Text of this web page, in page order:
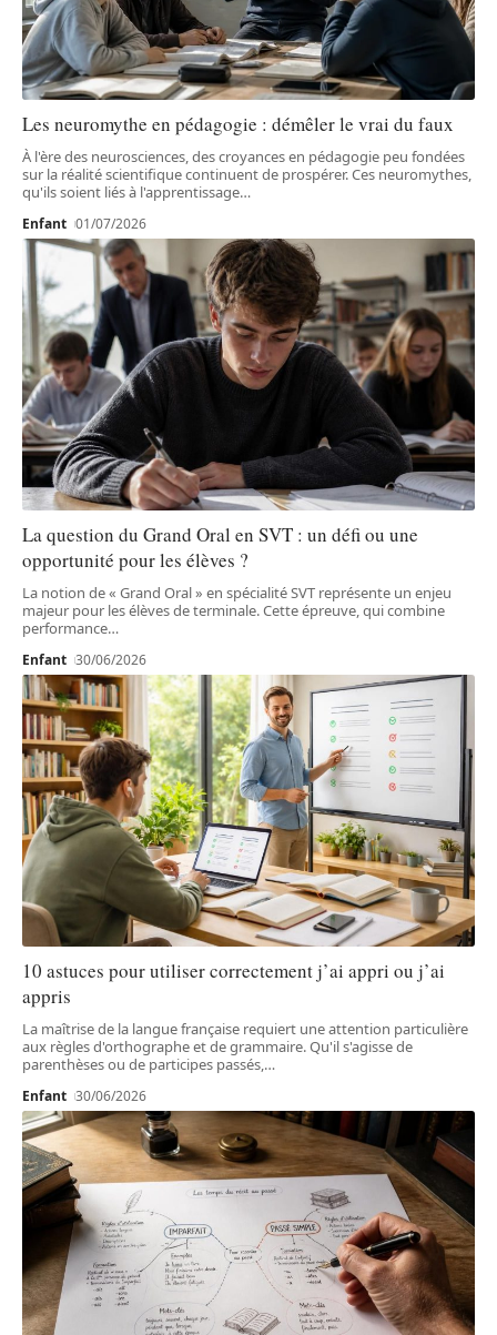
Les neuromythe en pédagogie : démêler le vrai du faux
À l'ère des neurosciences, des croyances en pédagogie peu fondées
sur la réalité scientifique continuent de prospérer. Ces neuromythes,
qu'ils soient liés à l'apprentissage…
Enfant 01/07/2026
La question du Grand Oral en SVT : un défi ou une
opportunité pour les élèves ?
La notion de « Grand Oral » en spécialité SVT représente un enjeu
majeur pour les élèves de terminale. Cette épreuve, qui combine
performance…
Enfant 30/06/2026
10 astuces pour utiliser correctement j’ai appri ou j’ai
appris
La maîtrise de la langue française requiert une attention particulière
aux règles d'orthographe et de grammaire. Qu'il s'agisse de
parenthèses ou de participes passés,…
Enfant 30/06/2026